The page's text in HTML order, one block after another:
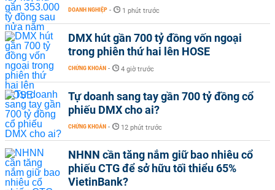
DOANH NGHIỆP - 1 phút trước
DMX hút gần 700 tỷ đồng vốn ngoại
trong phiên thứ hai lên HOSE
CHỨNG KHOÁN - 4 giờ trước
Tự doanh sang tay gần 700 tỷ đồng cổ
phiếu DMX cho ai?
CHỨNG KHOÁN - 12 phút trước
NHNN cần tăng nắm giữ bao nhiêu cổ
phiếu CTG để sở hữu tối thiểu 65%
VietinBank?